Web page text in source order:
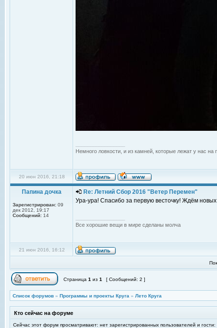
Немного ловкости, и из камней, которые лежат у нас на
20 июн 2016, 21:18
Папина дочка
Зарегистрирован: 09
дек 2012, 19:17
Сообщений: 14
Re: Летний Сбор 2016 "Ветер Перемен"
Ура-ура! Спасибо за первую весточку! Ждём
Все хорошие вещи в мире сделаны молча
21 июн 2016, 16:12
Страница 1 из 1 [ Сообщений: 2 ]
Список форумов » Программы и проекты Круга » Лето Круга
Кто сейчас на форуме
Сейчас этот форум просматривают: нет зарегистрированных пользователей и гости: